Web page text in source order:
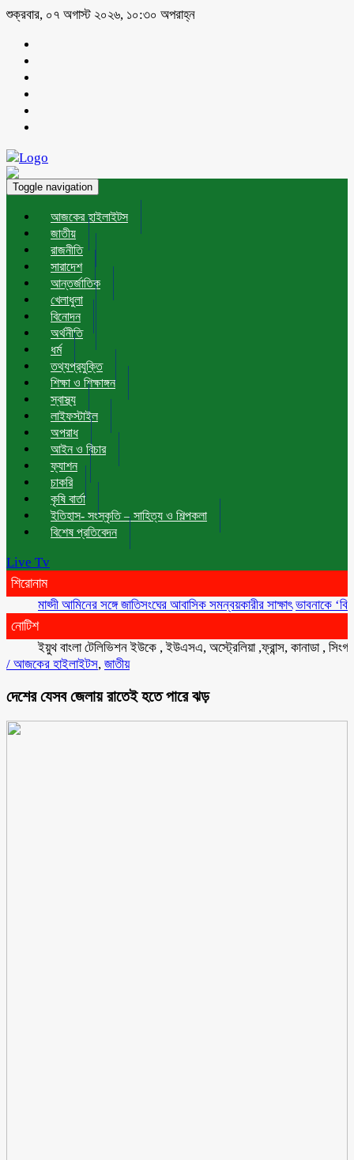
শুক্রবার, ০৭ অগাস্ট ২০২৬, ১০:৩০ অপরাহ্ন
Toggle navigation
আজকের হাইলাইটস
জাতীয়
রাজনীতি
সারাদেশ
আন্তর্জাতিক
খেলাধুলা
বিনোদন
অর্থনীতি
ধর্ম
তথ্যপ্রযুক্তি
শিক্ষা ও শিক্ষাঙ্গন
স্বাস্থ্য
লাইফস্টাইল
অপরাধ
আইন ও বিচার
ফ্যাশন
চাকরি
কৃষি বার্তা
ইতিহাস- সংস্কৃতি – সাহিত্য ও শিল্পকলা
বিশেষ প্রতিবেদন
Live Tv
শিরোনাম
মাহ্দী আমিনের সঙ্গে জাতিসংঘের আবাসিক সমন্বয়কারীর সাক্ষাৎ ভাবনাকে ‘বিরল
নোটিশ
ইয়ুথ বাংলা টেলিভিশন ইউকে , ইউএসএ, অস্ট্রেলিয়া ,ফ্রান্স, কানাডা , সিংগাপুর ,
/ আজকের হাইলাইটস, জাতীয়
দেশের যেসব জেলায় রাতেই হতে পারে ঝড়